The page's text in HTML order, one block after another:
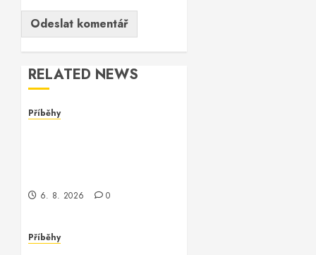
RELATED NEWS
Příběhy
6. 8. 2026 0
Příběhy